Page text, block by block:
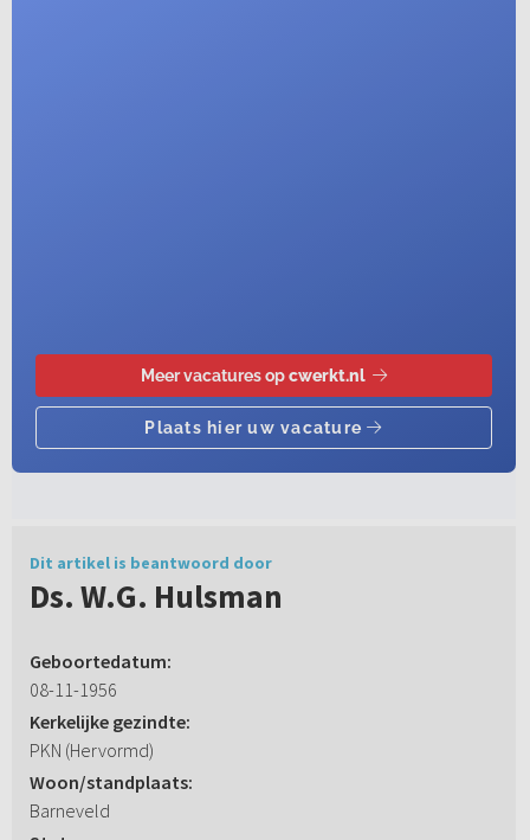
Dit artikel is beantwoord door
Ds. W.G. Hulsman
Geboortedatum:
08-11-1956
Kerkelijke gezindte:
PKN (Hervormd)
Woon/standplaats:
Barneveld